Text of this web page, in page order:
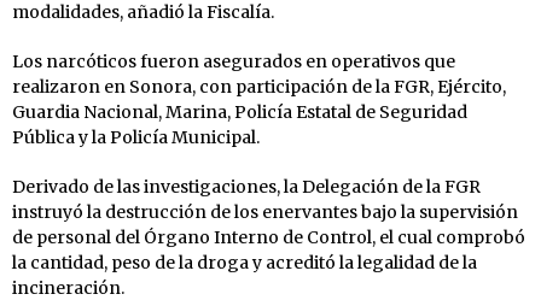
modalidades, añadió la Fiscalía.
Los narcóticos fueron asegurados en operativos que
realizaron en Sonora, con participación de la FGR, Ejército,
Guardia Nacional, Marina, Policía Estatal de Seguridad
Pública y la Policía Municipal.
Derivado de las investigaciones, la Delegación de la FGR
instruyó la destrucción de los enervantes bajo la supervisión
de personal del Órgano Interno de Control, el cual comprobó
la cantidad, peso de la droga y acreditó la legalidad de la
incineración.